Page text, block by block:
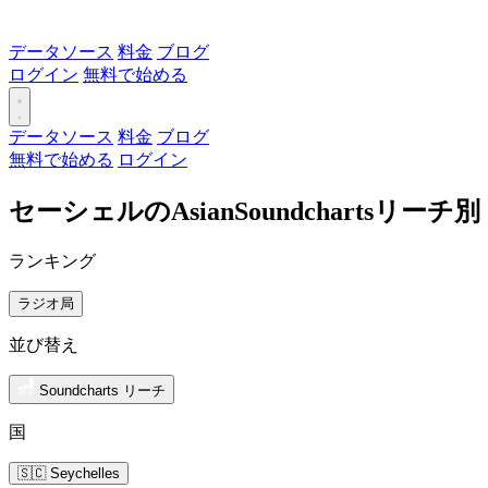
データソース 料金 ブログ
ログイン 無料で始める
データソース 料金 ブログ
無料で始める ログイン
セーシェルのAsianSoundchartsリーチ
ランキング
ラジオ局
並び替え
Soundcharts リーチ
国
🇸🇨 Seychelles